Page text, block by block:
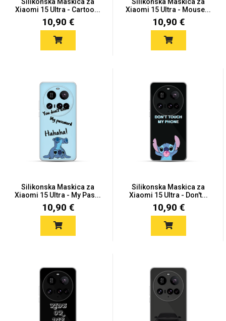
Xiaomi 15 Ultra - Cartoo...
10,90 €
Xiaomi 15 Ultra - Mouse...
10,90 €
Silikonska Maskica za
Xiaomi 15 Ultra - My Pas...
10,90 €
Silikonska Maskica za
Xiaomi 15 Ultra - Don't...
10,90 €